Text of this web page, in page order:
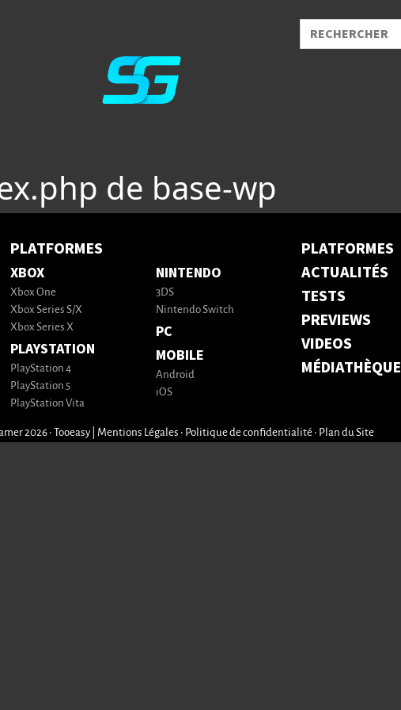
de base-wp
PLATFORMES
XBOX
Xbox One
Xbox Series S/X
Xbox Series X
PLAYSTATION
PlayStation 4
PlayStation 5
PlayStation Vita
NINTENDO
3DS
Nintendo Switch
PC
MOBILE
Android
iOS
PLATFORMES
ACTUALITÉS
TESTS
PREVIEWS
VIDEOS
MÉDIATHÈQUE
2026 • Tooeasy Mentions Légales • Politique de confidentialité• Plan du Site